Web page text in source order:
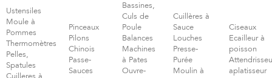
Ustensiles
Moule à
Pommes
Thermomètres
Pelles,
Spatules
Pinceaux
Pilons
Chinois
Passe-
Sauces
Bassines,
Culs de
Poule
Balances
Machines
à Pates
Ouvre-
Cuillères à
Sauce
Louches
Presse-
Purée
Moulin à
Ciseaux
Ecailleur à
poisson
aplatisseur